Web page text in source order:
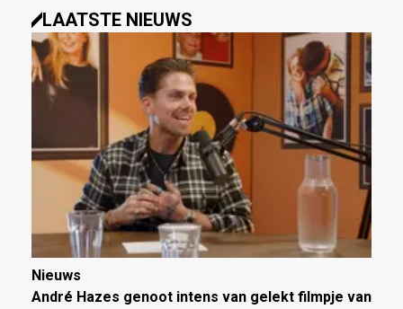
LAATSTE NIEUWS
Nieuws
André Hazes genoot intens van gelekt filmpje van